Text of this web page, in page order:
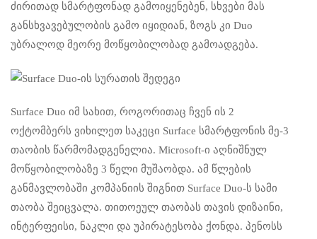
ძირითად სმარტფონად გამოიყენებენ, სხვები მას
განსხვავებულობის გამო იყიდიან, ზოგს კი Duo
უბრალოდ მეორე მოწყობილობად გამოადგება.
Surface Duo იმ სახით, როგორითაც ჩვენ ის 2
ოქტომბერს ვიხილეთ საკეცი Surface სმარტფონის მე-3
თაობის წარმომადგენელია. Microsoft-ი აღნიშნულ
მოწყობილობაზე 3 წელი მუშაობდა. ამ წლების
განმავლობაში კომპანიის შიგნით Surface Duo-ს სამი
თაობა შეიცვალა. თითოეულ თაობას თავის დიზაინი,
ინტერფეისი, ნაკლი და უპირატესობა ქონდა. პენოსს